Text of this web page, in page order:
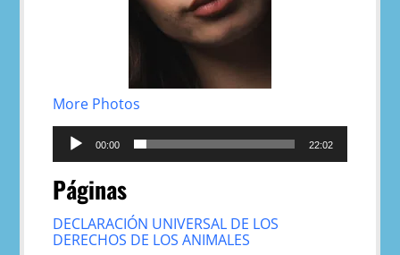
More Photos
Reproductor
audio
00:00 22:02
Páginas
DECLARACIÓN UNIVERSAL DE LOS
DERECHOS DE LOS ANIMALES